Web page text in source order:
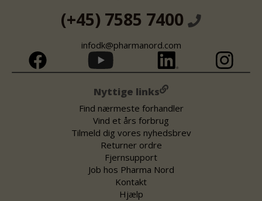
(+45) 7585 7400
infodk@pharmanord.com
Nyttige links
Find nærmeste forhandler
Vind et års forbrug
Tilmeld dig vores nyhedsbrev
Returner ordre
Fjernsupport
Job hos Pharma Nord
Kontakt
Hjælp